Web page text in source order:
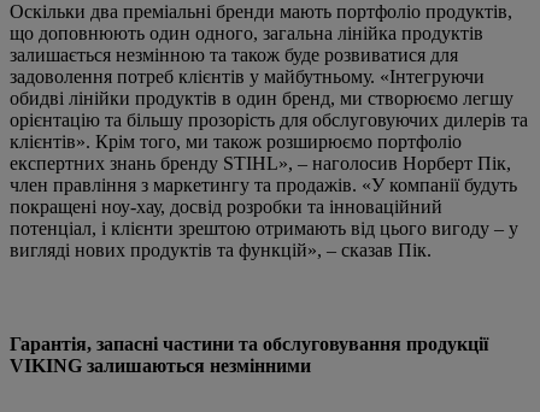
Оскільки два преміальні бренди мають портфоліо продуктів,
що доповнюють один одного, загальна лінійка продуктів
залишається незмінною та також буде розвиватися для
задоволення потреб клієнтів у майбутньому. «Інтегруючи
обидві лінійки продуктів в один бренд, ми створюємо легшу
орієнтацію та більшу прозорість для обслуговуючих дилерів та
клієнтів». Крім того, ми також розширюємо портфоліо
експертних знань бренду STIHL», – наголосив Норберт Пік,
член правління з маркетингу та продажів. «У компанії будуть
покращені ноу-хау, досвід розробки та інноваційний
потенціал, і клієнти зрештою отримають від цього вигоду – у
вигляді нових продуктів та функцій», – сказав Пік.
Гарантія, запасні частини та обслуговування продукції
VIKING залишаються незмінними